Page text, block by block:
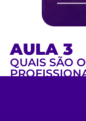
AULA 3
QUAIS SÃO